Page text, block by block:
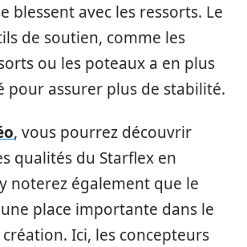
blessent avec les ressorts. Le
de soutien, comme les
ou les poteaux a en plus
pour assurer plus de stabilité.
, vous pourrez découvrir
qualités du Starflex en
noterez également que le
place importante dans le
Ici, les concepteurs